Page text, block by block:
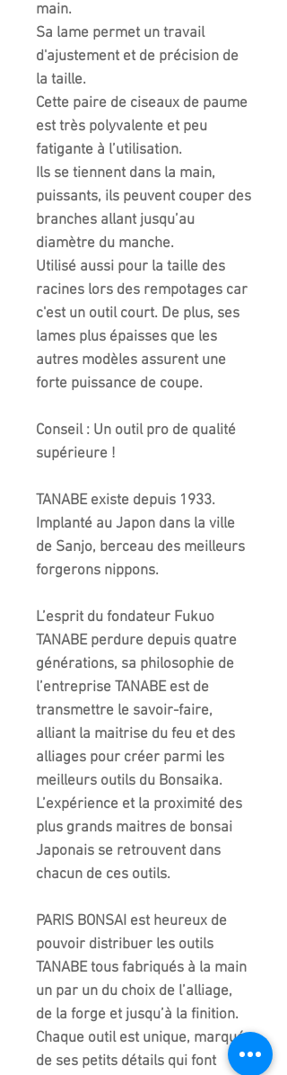
main.
Sa lame permet un travail
d'ajustement et de précision de
la taille.
Cette paire de ciseaux de paume
est très polyvalente et peu
fatigante à l’utilisation.
Ils se tiennent dans la main,
puissants, ils peuvent couper des
branches allant jusqu’au
diamètre du manche.
Utilisé aussi pour la taille des
racines lors des rempotages car
c'est un outil court. De plus, ses
lames plus épaisses que les
autres modèles assurent une
forte puissance de coupe.
Conseil : Un outil pro de qualité
supérieure !
TANABEexiste depuis 1933.
Implanté au Japon dans la ville
de Sanjo, berceau des meilleurs
forgerons nippons.
L’esprit du fondateur Fukuo
TANABE perdure depuis quatre
générations, sa philosophie de
l’entreprise TANABE est de
transmettre le savoir-faire,
alliant la maitrise du feu et des
alliages pour créer parmi les
meilleurs outils du Bonsaika.
L’expérience et la proximité des
plus grands maitres de bonsai
Japonais se retrouvent dans
chacun de ces outils.
PARIS BONSAI est heureux de
pouvoir distribuer les outils
TANABE tous fabriqués à la main
un par un du choix de l’alliage,
de la forge et jusqu’à la finition.
Chaque outil est unique, marqué
de ses petits détails qui font